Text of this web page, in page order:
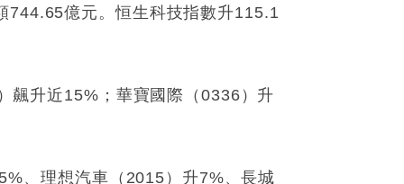
744.65億元。恒生科技指數升115.1
飆升近15%；華寶國際（0336）升
、理想汽車（2015）升7%、長城